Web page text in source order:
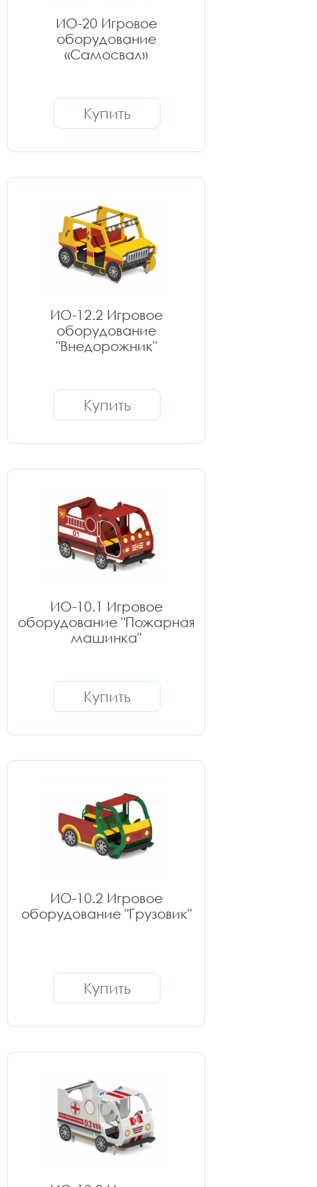
ИО-20 Игровое
оборудование
«Самосвал»
Купить
ИО-12.2 Игровое
оборудование
"Внедорожник"
Купить
ИО-10.1 Игровое
оборудование "Пожарная
машинка"
Купить
ИО-10.2 Игровое
оборудование "Грузовик"
Купить